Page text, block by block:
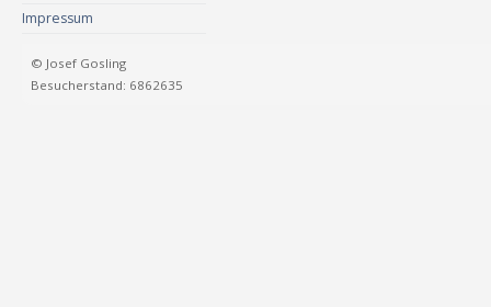
Impressum
© Josef Gosling
Besucherstand: 6862635